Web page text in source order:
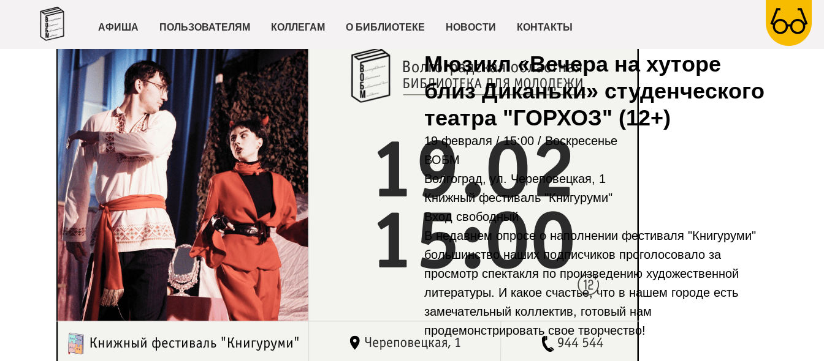
АФИША ПОЛЬЗОВАТЕЛЯМ КОЛЛЕГАМ О БИБЛИОТЕКЕ НОВОСТИ КОНТАКТЫ
Мюзикл «Вечера на хуторе
близ Диканьки» студенческого
театра "ГОРХОЗ" (12+)
19 февраля / 15:00 / Воскресенье
ВОБМ
Волгоград, ул. Череповецкая, 1
Книжный фестиваль "Книгуруми"
Вход свободный
В недавнем опросе о наполнении фестиваля "Книгуруми"
большинство наших подписчиков проголосовало за
просмотр спектакля по произведению художественной
литературы. И какое счастье, что в нашем городе есть
замечательный коллектив, готовый нам
продемонстрировать свое творчество!